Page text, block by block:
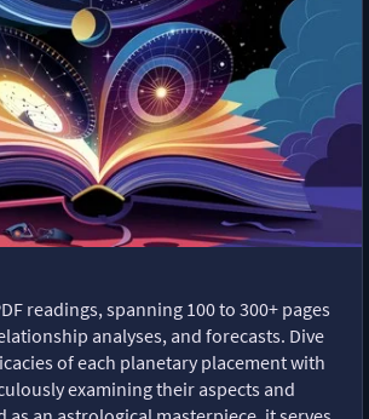
readings, spanning 100 to 300+ pages
analyses, and forecasts. Dive
of each planetary placement with
examining their aspects and